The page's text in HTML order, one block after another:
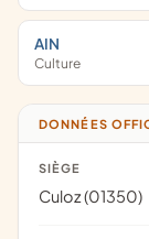
AIN
Culture
DONNÉES
SIÈGE
Culoz (01350)